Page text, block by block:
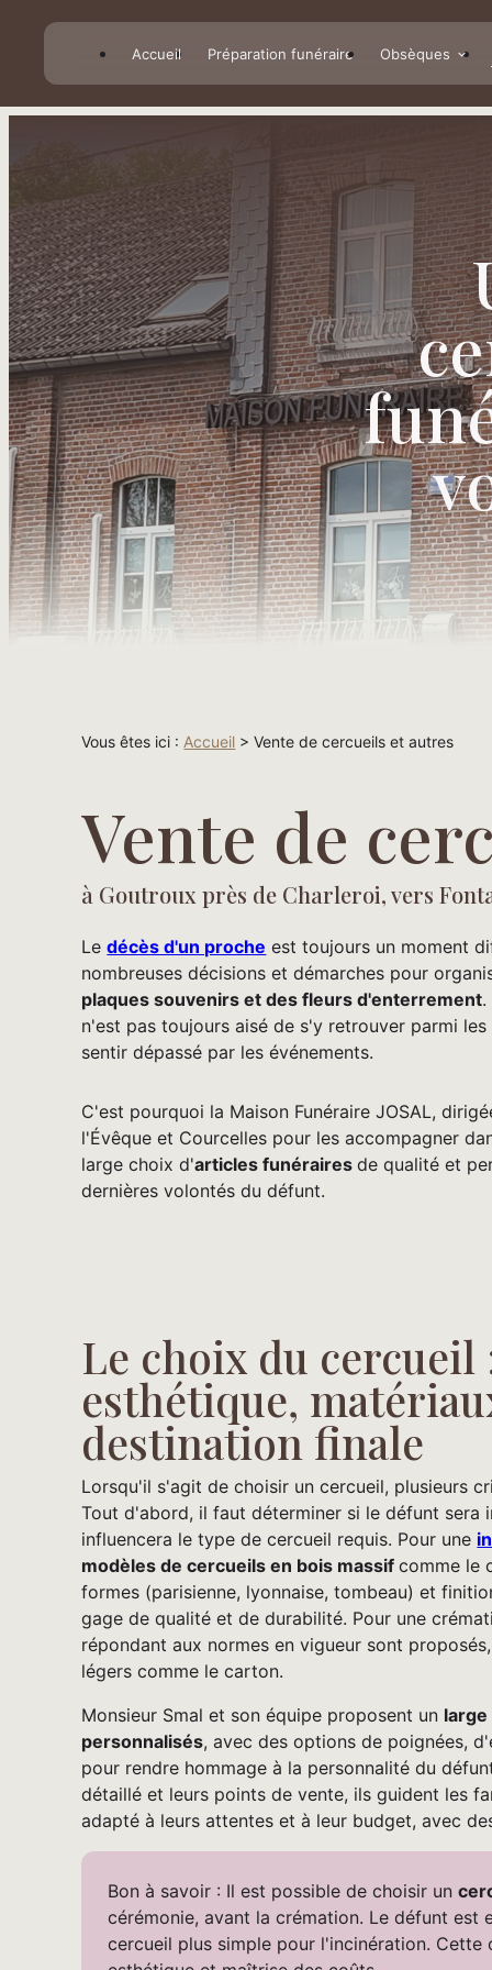
Accueil Préparation funéraire Obsèques
Vous êtes ici : Accueil > Vente de cercueils et autres
Vente de
à Goutroux près de Charleroi, vers
Ledécès d'un proche est toujours un moment
nombreuses décisions et démarches pour
plaques souvenirs et des fleurs d'enterrement.
n'est pas toujours aisé de s'y retrouver parmi
sentir dépassé par les événements.
C'est pourquoi la Maison Funéraire JOSAL,
l'Évêque et Courcelles pour les accompagner
large choix d'articles funérairesde qualité et
dernières volontés du défunt.
Le choix du cercueil
esthétique,
destination finale
Lorsqu'il s'agit de choisir un cercueil, plusieurs
Tout d'abord, il faut déterminer si le défunt sera
influencera le type de cercueil requis. Pour une
modèles de cercueils en bois massifcomme le
formes (parisienne, lyonnaise, tombeau) et
gage de qualité et de durabilité. Pour une
répondant aux normes en vigueur sont
légers comme le carton.
Monsieur Smal et son équipe proposent un
personnalisés, avec des options de poignées,
pour rendre hommage à la personnalité du
détaillé et leurs points de vente, ils guident les
adapté à leurs attentes et à leur budget, avec
Bon à savoir : Il est possible de choisir un
cérémonie, avant la crémation. Le défunt est
cercueil plus simple pour l'incinération.